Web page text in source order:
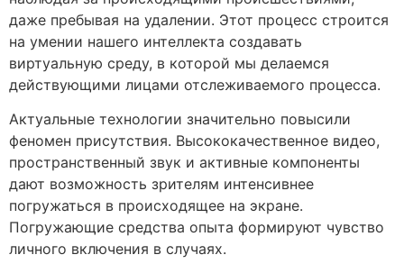
даже пребывая на удалении. Этот процесс строится
на умении нашего интеллекта создавать
виртуальную среду, в которой мы делаемся
действующими лицами отслеживаемого процесса.
Актуальные технологии значительно повысили
феномен присутствия. Высококачественное видео,
пространственный звук и активные компоненты
дают возможность зрителям интенсивнее
погружаться в происходящее на экране.
Погружающие средства опыта формируют чувство
личного включения в случаях.